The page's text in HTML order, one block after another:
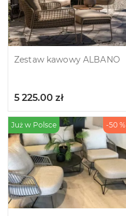
Zestaw kawowy ALBANO
5 225.00 zł
Już w Polsce -50 %